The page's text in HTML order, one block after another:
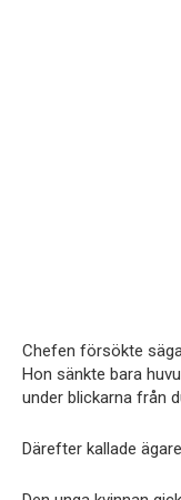
Chefen försökte
Hon sänkte bara
under blickarna från
Därefter kallade